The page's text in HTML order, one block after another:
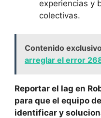
experiencias y
colectivas.
Contenido
arreglar el error
Reportar el lag en
para que el equipo
identificar y